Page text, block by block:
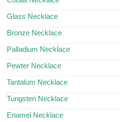
Glass Necklace
Bronze Necklace
Palladium Necklace
Pewter Necklace
Tantalum Necklace
Tungsten Necklace
Enamel Necklace